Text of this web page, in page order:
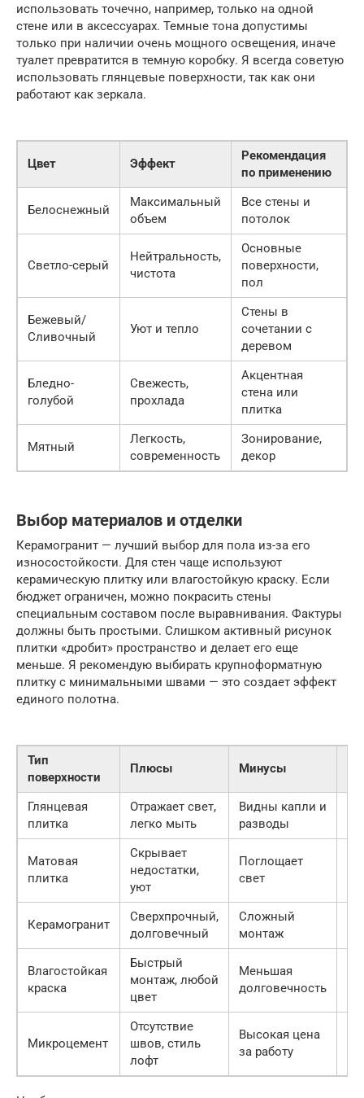
использовать точечно, например, только на одной
стене или в аксессуарах. Темные тона допустимы
только при наличии очень мощного освещения, иначе
туалет превратится в темную коробку. Я всегда советую
использовать глянцевые поверхности, так как они
работают как зеркала.
Цвет Эффект
Рекомендация
по применению
Белоснежный
Максимальный
объем
Все стены и
потолок
Светло-серый
Нейтральность,
чистота
Основные
поверхности,
пол
Бежевый/
Сливочный
Уют и тепло
Стены в
сочетании с
деревом
Бледно-
голубой
Свежесть,
прохлада
Акцентная
стена или
плитка
Мятный
Легкость,
современность
Зонирование,
декор
Выбор материалов и отделки
Керамогранит — лучший выбор для пола из-за его
износостойкости. Для стен чаще используют
керамическую плитку или влагостойкую краску. Если
бюджет ограничен, можно покрасить стены
специальным составом после выравнивания. Фактуры
должны быть простыми. Слишком активный рисунок
плитки «дробит» пространство и делает его еще
меньше. Я рекомендую выбирать крупноформатную
плитку с минимальными швами — это создает эффект
единого полотна.
Тип
поверхности
Плюсы Минусы
Глянцевая
плитка
Отражает свет,
легко мыть
Видны капли и
разводы
Матовая
плитка
Скрывает
недостатки,
уют
Поглощает
свет
Керамогранит
Сверхпрочный,
долговечный
Сложный
монтаж
Влагостойкая
краска
Быстрый
монтаж, любой
цвет
Меньшая
долговечность
Микроцемент
Отсутствие
швов, стиль
лофт
Высокая цена
за работу